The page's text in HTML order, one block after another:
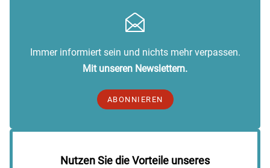
Immer informiert sein und nichts mehr verpassen.
Mit unseren Newslettern.
ABONNIEREN
Nutzen Sie die Vorteile unseres